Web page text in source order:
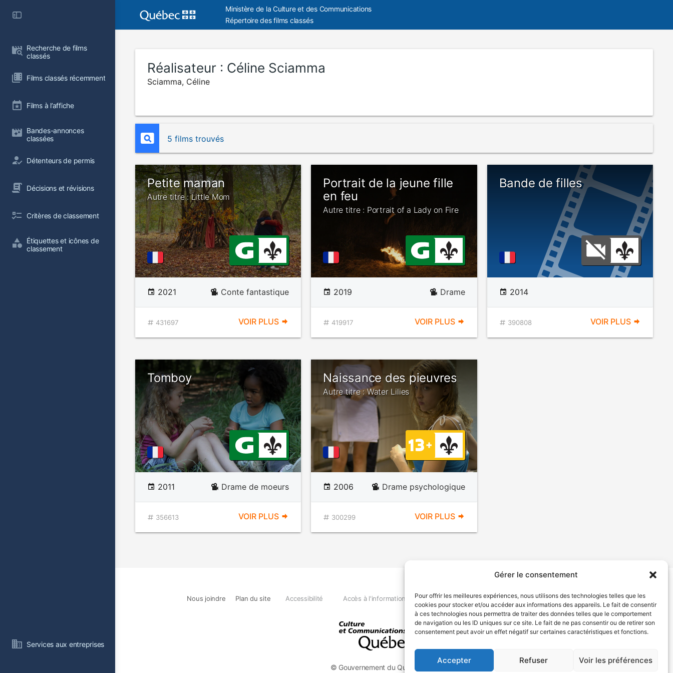
Gérer le consentement
Pour offrir les meilleures expériences, nous utilisons des technologies telles que les
cookies pour stocker et/ou accéder aux informations des appareils. Le fait de consentir
à ces technologies nous permettra de traiter des données telles que le comportement
de navigation ou les ID uniques sur ce site. Le fait de ne pas consentir ou de retirer son
consentement peut avoir un effet négatif sur certaines caractéristiques et fonctions.
Accepter Refuser Voir les préférences
Recherche de films
classés
Films classés récemment
Films à l’affiche
Bandes-annonces
classées
Détenteurs de permis
Décisions et révisions
Critères de classement
Étiquettes et icônes de
classement
Services aux entreprises
Ministère de la Culture et des Communications
Répertoire des films classés
Réalisateur : Céline Sciamma
Sciamma, Céline
5 films trouvés
Petite maman
Autre titre : Little Mom
2021 Conte fantastique
431697 VOIR PLUS
Portrait de la jeune fille
en feu
Autre titre : Portrait of a Lady on Fire
2019 Drame
419917 VOIR PLUS
Bande de filles
2014
390808 VOIR PLUS
Tomboy
2011 Drame de moeurs
356613 VOIR PLUS
Naissance des pieuvres
Autre titre : Water Lilies
2006 Drame psychologique
300299 VOIR PLUS
© Gouvernement du Québec, 2026
Nous joindre Plan du site Accessibilité Accès à l'information Déclaration de services Politique de confidentialité